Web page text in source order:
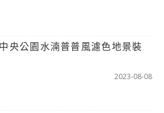
央公園水湳普普風濾色地景裝
2023-08-08